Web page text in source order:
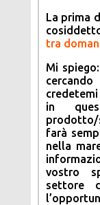
La prima
tra
Mi
in
prodotto/
farà
nella
vostro
settore